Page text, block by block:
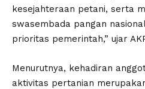
kesejahteraan petani, serta
swasembada pangan
prioritas pemerintah,” ujar
Menurutnya, kehadiran
aktivitas pertanian